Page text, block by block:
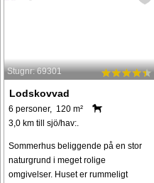
Stugnr: 69301
Lodskovvad
6 personer, 120 m²
3,0 km till sjö/hav:.
Sommerhus beliggende på en stor
naturgrund i meget rolige
omgivelser. Huset er rummeligt